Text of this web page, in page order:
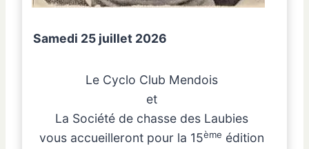
Samedi 25 juillet 2026
Le Cyclo Club Mendois
et
La Société de chasse des Laubies
vous accueilleront pour la 15ème édition